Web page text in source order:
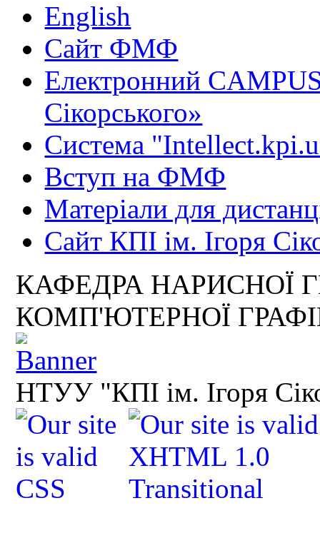
English
Сайт ФМФ
Електронний
Сікорського»
Система
Вступ на ФМФ
Матеріали для
Сайт КПІ ім. Ігоря
КАФЕДРА НАРИСНОЇ
КОМП'ЮТЕРНОЇ
НТУУ "КПІ ім. Ігоря